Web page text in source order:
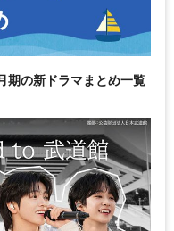
期の新ドラマまとめ一覧